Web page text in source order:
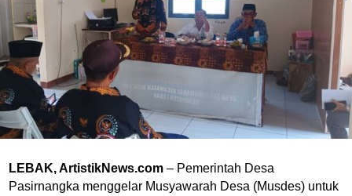
LEBAK, ArtistikNews.com – Pemerintah Desa
Pasirnangka menggelar Musyawarah Desa (Musdes) untuk